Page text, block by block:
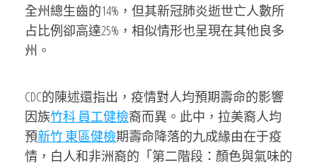
全州總生齒的14%，但其新冠肺炎逝世亡人數所
占比例卻高達25%，相似情形也呈現在其他良多
州。
CDC的陳述還指出，疫情對人均預期壽命的影響
因族竹科 員工健檢裔而異。此中，拉美裔人均
預新竹 東區健檢期壽命降落的九成緣由在于疫
情，白人和非洲裔的「第二階段：顏色與氣味的